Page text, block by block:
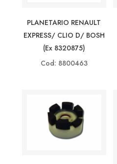
PLANETARIO RENAULT
EXPRESS/ CLIO D/ BOSH
(ex 8320875)
Cod: 8800463